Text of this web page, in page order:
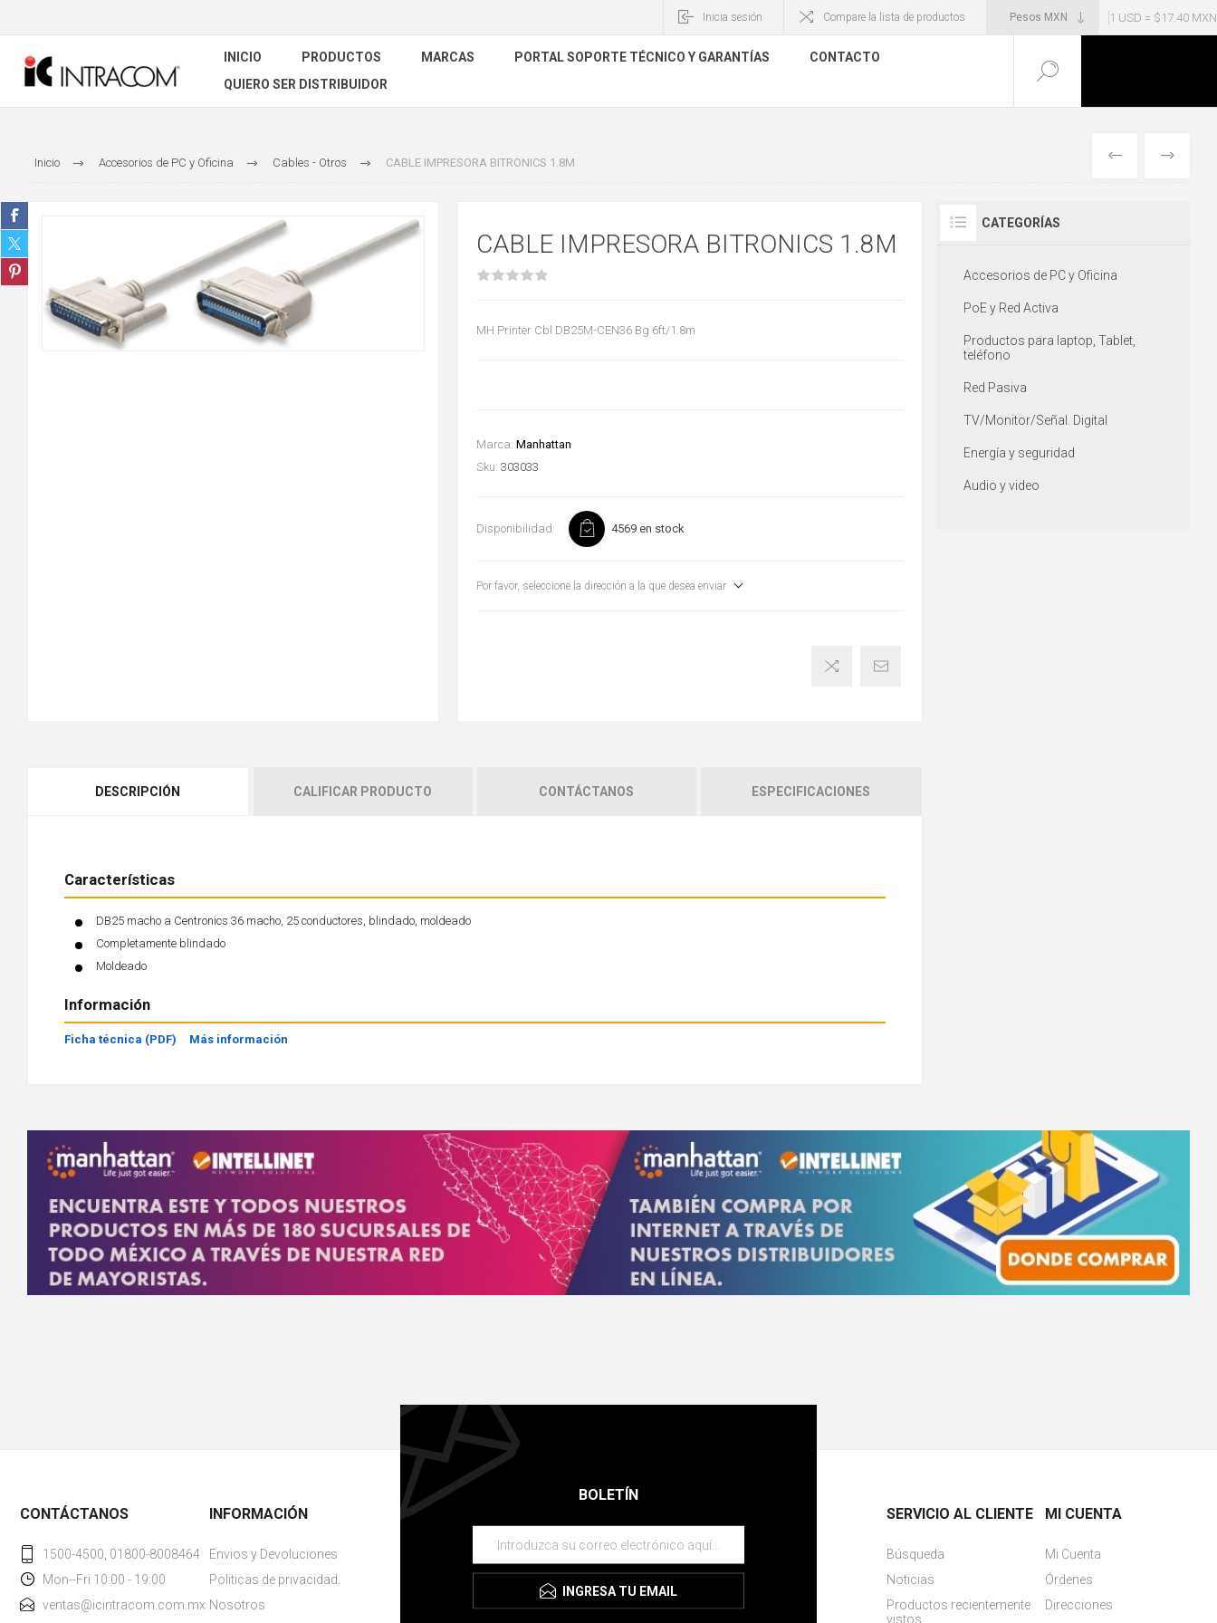
1 USD = $17.40 MXN
Inicia sesión Compare la lista de productos
INICIO PRODUCTOS MARCAS PORTAL SOPORTE TÉCNICO Y GARANTÍAS
CONTACTO
QUIERO SER DISTRIBUIDOR
Inicio Accesorios de PC y Oficina Cables - Otros CABLE IMPRESORA BITRONICS 1.8M ANTERIOR
CABLE IMPRESORA BITRONICS 1.8M
MH Printer Cbl DB25M-CEN36 Bg 6ft/1.8m
Marca: Manhattan
Sku: 303033
Disponibilidad: 4569 en stock
Por favor, seleccione la dirección a la que desea enviar
DESCRIPCIÓN CALIFICAR PRODUCTO CONTÁCTANOS ESPECIFICACIONES
Características
DB25 macho a Centronics 36 macho, 25 conductores, blindado, moldeado
Completamente blindado
Moldeado
Información
Ficha técnica (PDF) Más información
CATEGORÍAS
Accesorios de PC y Oficina
PoE y Red Activa
Productos para laptop, Tablet,
teléfono
Red Pasiva
TV/Monitor/Señal. Digital
Energía y seguridad
Audio y video
BOLETÍN
INGRESA TU EMAIL
CONTÁCTANOS
1500-4500, 01800-8008464
Mon--Fri 10:00 - 19:00
ventas@icintracom.com.mx
INFORMACIÓN
Envios y Devoluciones
Politicas de privacidad.
Nosotros
SERVICIO AL CLIENTE
Búsqueda
Noticias
Productos recientemente
vistos
MI CUENTA
Mi Cuenta
Órdenes
Direcciones